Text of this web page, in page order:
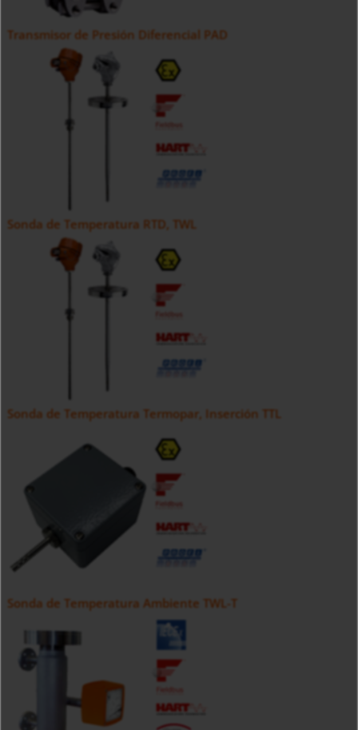
Transmisor de Presión Diferencial PAD
Sonda de Temperatura RTD, TWL
Sonda de Temperatura Termopar, Inserción TTL
Sonda de Temperatura Ambiente TWL-T